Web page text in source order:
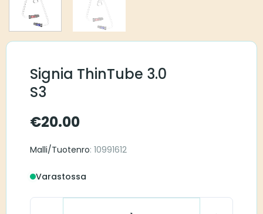
Signia ThinTube 3.0
S3
€20.00
Malli/Tuotenro: 10991612
Varastossa
Signia ThinTube 3.0 S3 määrä